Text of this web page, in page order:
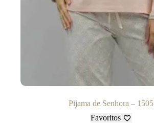
Pijama de Senhora – 1505
Favoritos